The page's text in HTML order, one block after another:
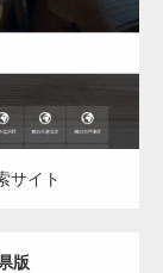
サイト
版